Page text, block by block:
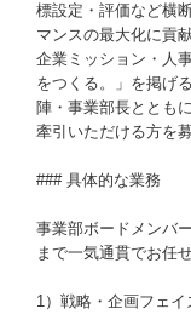
標設定・評価など横
マンスの最大化に貢
企業ミッション・人
をつくる。」を掲げ
陣・事業部長ととも
牽引いただける方を
### 具体的な業務
事業部ボードメンバ
まで一気通貫でお任
1）戦略・企画フェイ